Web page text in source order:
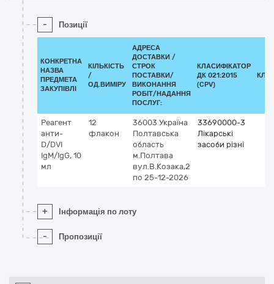
- Позиції
КОНКРЕТНА
НАЗВА
ПРЕДМЕТА
ЗАКУПІВЛІ
КІЛЬКІСТЬ
/
ОД.ВИМІРУ
АДРЕСА
ДОСТАВКИ /
СТРОК
ПОСТАВКИ/
ВИКОНАННЯ
РОБІТ/НАДАННЯ
ПОСЛУГ:
КЛАСИФІКАТОР
ДК 021:2015
(CPV)
Реагент
анти-
D/DVI
IgM/IgG, 10
мл
12
флакон
36003 Україна
Полтавська
область
м.Полтава
вул.В.Козака,2
по 25-12-2026
33690000-3
Лікарські
засоби різні
+ Інформація по лоту
- Пропозиції